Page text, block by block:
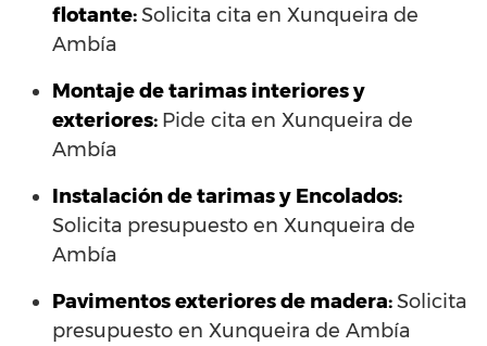
flotante:Solicita cita en Xunqueira de
Ambía
Montaje de tarimas interiores y
exteriores: Pide cita en Xunqueira de
Ambía
Instalación de tarimas y Encolados:
Solicita presupuesto en Xunqueira de
Ambía
Pavimentos exteriores de madera:Solicita
presupuesto en Xunqueira de Ambía